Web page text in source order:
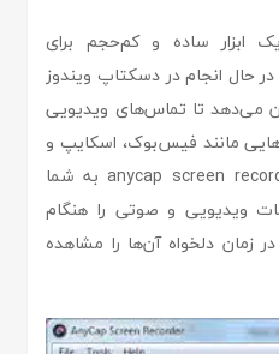
anycap screen recorder یک ابزار ساده و کم‌حجم برای
حال انجام در دسکتاپ ویندوز
می‌دهد تا تماس‌های ویدیویی
مانند فیس‌بوک، اسکایپ و
سایر برنامه‌ها ضبط کنید. anycap screen recorder به شما
ویدیویی و صوتی را هنگام
زمان دلخواه آن‌ها را مشاهده